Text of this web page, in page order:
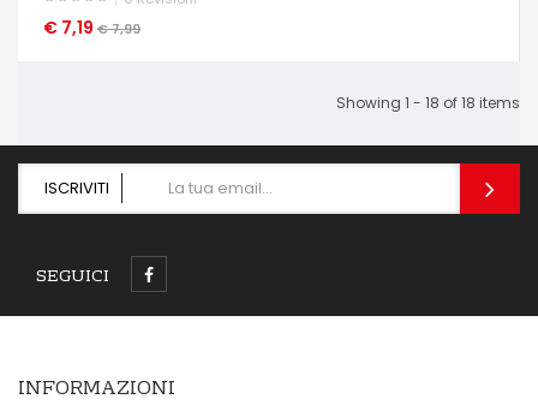
€ 7,19 € 7,99
OCCHIATA VELOCE
Showing 1 - 18 of 18 items
ISCRIVITI
SEGUICI
INFORMAZIONI